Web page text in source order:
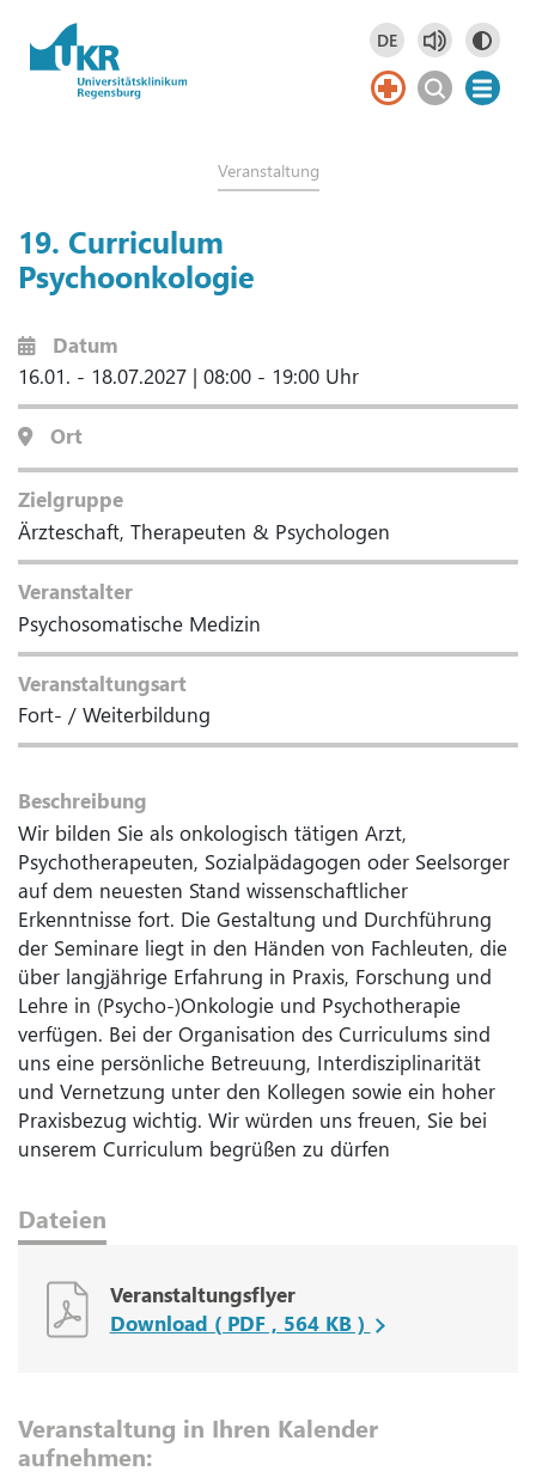
Springe zum Hauptinhalt DE
Deutsch
DE
Veranstaltung
19. Curriculum
Psychoonkologie
Datum
16.01. - 18.07.2027 | 08:00 - 19:00 Uhr
Ort
Zielgruppe
Ärzteschaft, Therapeuten & Psychologen
Veranstalter
Psychosomatische Medizin
Veranstaltungsart
Fort- / Weiterbildung
Beschreibung
Wir bilden Sie als onkologisch tätigen Arzt,
Psychotherapeuten, Sozialpädagogen oder Seelsorger
auf dem neuesten Stand wissenschaftlicher
Erkenntnisse fort. Die Gestaltung und Durchführung
der Seminare liegt in den Händen von Fachleuten, die
über langjährige Erfahrung in Praxis, Forschung und
Lehre in (Psycho-)Onkologie und Psychotherapie
verfügen. Bei der Organisation des Curriculums sind
uns eine persönliche Betreuung, Interdisziplinarität
und Vernetzung unter den Kollegen sowie ein hoher
Praxisbezug wichtig. Wir würden uns freuen, Sie bei
unserem Curriculum begrüßen zu dürfen
Dateien
Veranstaltungsflyer
Download ( PDF , 564 KB )
Veranstaltung in Ihren Kalender
aufnehmen: